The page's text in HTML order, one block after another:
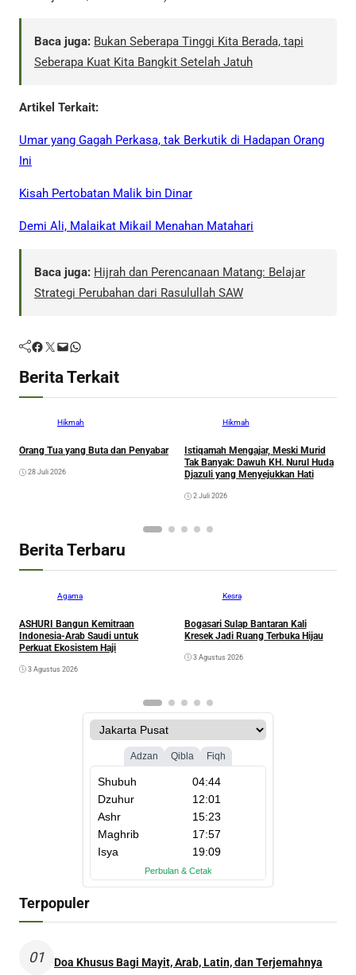
Baca juga: Bukan Seberapa Tinggi Kita Berada, tapi
Seberapa Kuat Kita Bangkit Setelah Jatuh
Artikel Terkait:
Umar yang Gagah Perkasa, tak Berkutik di Hadapan Orang
Ini
Kisah Pertobatan Malik bin Dinar
Demi Ali, Malaikat Mikail Menahan Matahari
Baca juga: Hijrah dan Perencanaan Matang: Belajar
Strategi Perubahan dari Rasulullah SAW
Facebook Twitter Mail WhatsApp
Berita Terkait
Hikmah
Orang Tua yang Buta dan Penyabar
28 Juli 2026
Hikmah
Istiqamah Mengajar, Meski Murid
Tak Banyak: Dawuh KH. Nurul Huda
Djazuli yang Menyejukkan Hati
2 Juli 2026
Berita Terbaru
Agama
ASHURI Bangun Kemitraan
Indonesia-Arab Saudi untuk
Perkuat Ekosistem Haji
3 Agustus 2026
Kesra
Bogasari Sulap Bantaran Kali
Kresek Jadi Ruang Terbuka Hijau
3 Agustus 2026
Terpopuler
01 Doa Khusus Bagi Mayit, Arab, Latin, dan Terjemahnya